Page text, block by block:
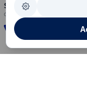
Segurança